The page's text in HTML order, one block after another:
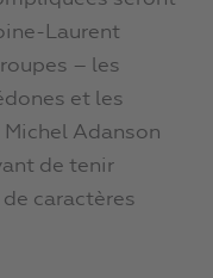
Laurent
– les
et les
Adanson
de tenir
caractères